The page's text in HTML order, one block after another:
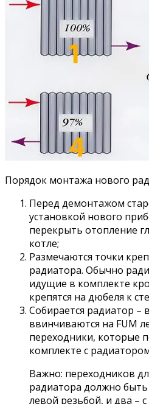
Порядок монтажа нового
Перед демонтажом
установкой нового
перекрыть отопление
котле;
Размечаются точки
радиатора. Обычно
идущие в комплекте
крепятся на дюбеля к
Собирается радиатор –
ввинчиваются на FUM
переходники, которые
комплекте с
Важно: переходников
радиатора должно быть
левой резьбой, и два –